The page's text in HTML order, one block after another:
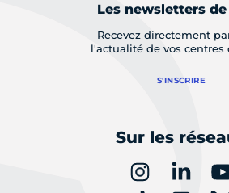
Les newsletters
Recevez directement
l'actualité de vos centres
S'INSCRIRE
Sur les